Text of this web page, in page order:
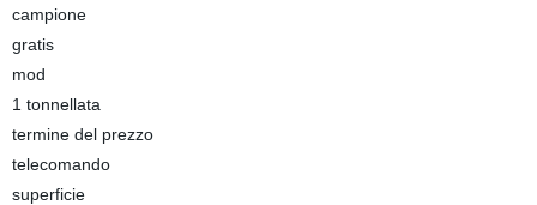
campione
gratis
mod
1 tonnellata
termine del prezzo
telecomando
superficie